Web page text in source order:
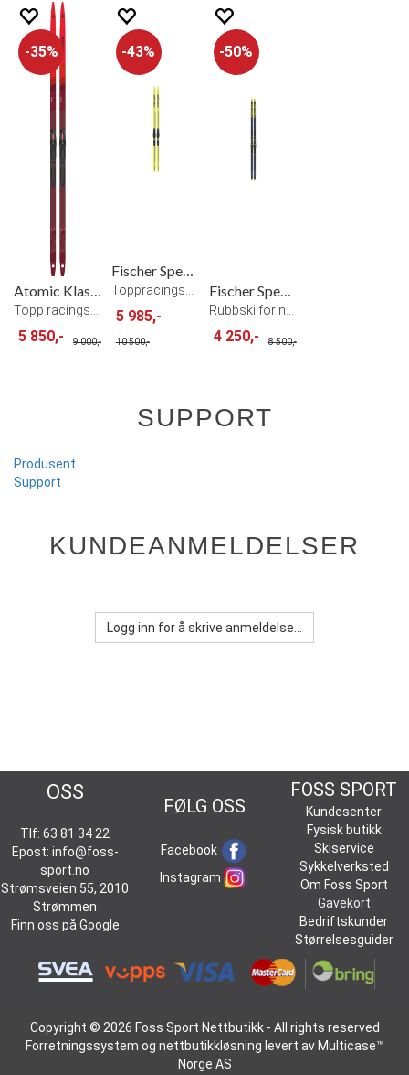
35%
Atomic Klassisk Redster C9 Carbon Uni
5 850,- 9 000,-
43%
Fischer Speedmax 3D CL Plus 902 Klassisk
5 985,-
10 500,-
50%
Fischer Speedmax 3D Zero+ IFP Rubbski
4 250,- 8 500,-
SUPPORT
Produsent
Support
KUNDEANMELDELSER
Logg inn for å skrive anmeldelse...
OSS
Tlf: 63 81 34 22
Epost: info@foss-
sport.no
Strømsveien 55, 2010
Strømmen
Finn oss påGoogle
FØLG OSS
Facebook
Instagram
FOSS SPORT
Kundesenter
Fysisk butikk
Skiservice
Sykkelverksted
Om Foss Sport
Gavekort
Bedriftskunder
Størrelsesguider
Copyright © 2026 Foss Sport Nettbutikk - All rights reserved
Forretningssystem og nettbutikkløsning levert av Multicase™
Norge AS